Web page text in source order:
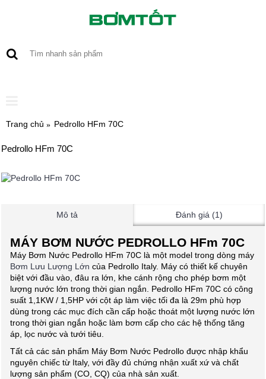
Trang chủ Pedrollo HFm 70C
Pedrollo HFm 70C
Mô tả Đánh giá (1)
MÁY BƠM NƯỚC PEDROLLO HFm 70C
Máy Bơm Nước Pedrollo HFm 70C là một model trong dòng máy
Bơm Lưu Lượng Lớn của Pedrollo Italy. Máy có thiết kế chuyên
biệt với đầu vào, đâu ra lớn, khe cánh rộng cho phép bơm một
lượng nước lớn trong thời gian ngắn. Pedrollo HFm 70C có công
suất 1,1KW / 1,5HP với cột áp làm việc tối đa là 29m phù hợp
dùng trong các mục đích cần cấp hoặc thoát một lượng nước lớn
trong thời gian ngắn hoặc làm bơm cấp cho các hệ thống tăng
áp, lọc nước và tưới tiêu.
Tất cả các sản phẩm Máy Bơm Nước Pedrollo được nhập khẩu
nguyên chiếc từ Italy, với đầy đủ chứng nhận xuất xứ và chất
lượng sản phẩm (CO, CQ) của nhà sản xuất.